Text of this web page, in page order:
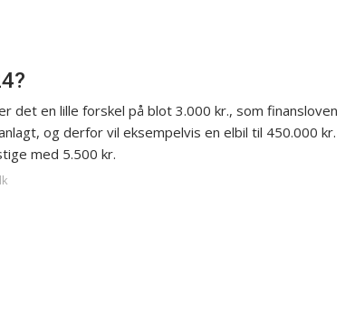
det en lille forskel på blot 3.000 kr., som finansloven
og derfor vil eksempelvis en elbil til 450.000 kr.
med 5.500 kr.